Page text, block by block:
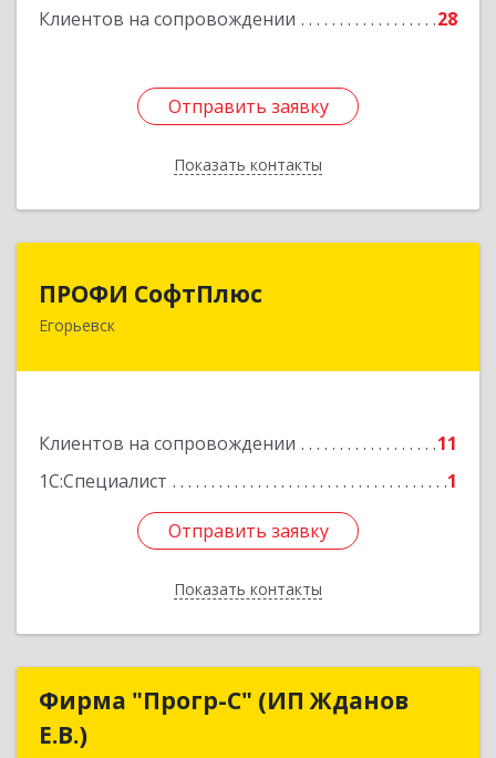
Клиентов на сопровождении 28
Отправить заявку
Показать контакты
Отправить заявку
Назад
ПРОФИ СофтПлюс
Егорьевск
Клиентов на сопровождении
11
1С:Специалист
1
Отправить заявку
Показать контакты
Отправить заявку
Назад
Фирма "Прогр-С" (ИП Жданов
Е.В.)
Фирма "Прогр-С" (ИП Жданов